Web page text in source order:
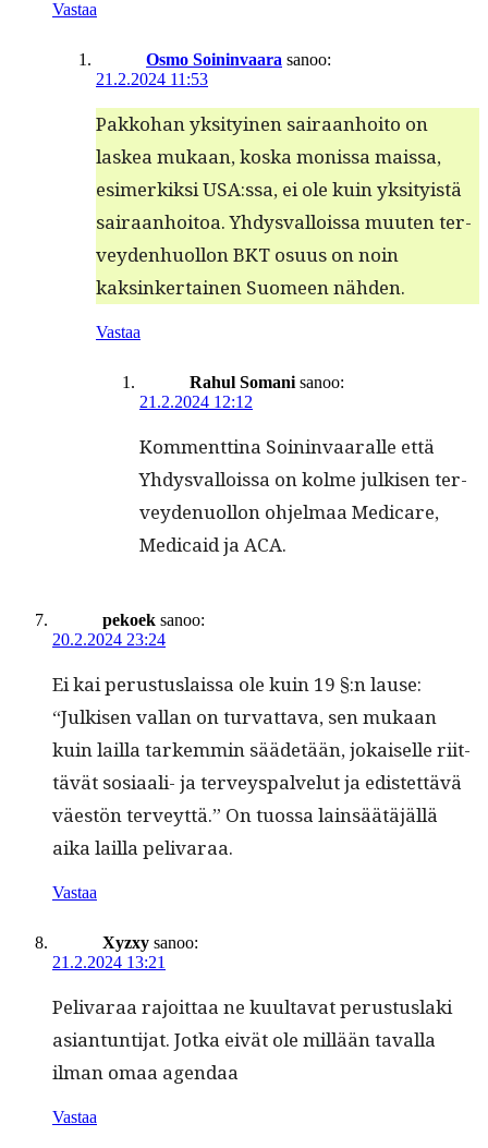
Vastaa
Osmo Soininvaara sanoo:
21.2.2024 11:53
Pakko­han yksi­tyi­nen sairaan­hoito on
laskea mukaan, kos­ka monis­sa mais­sa,
esimerkik­si USA:ssa, ei ole kuin yksi­ty­istä
sairaan­hoitoa. Yhdys­val­lois­sa muuten ter­
vey­den­huol­lon BKT osu­us on noin
kaksinker­tainen Suomeen nähden.
Vastaa
Rahul Somani sanoo:
21.2.2024 12:12
Kom­ment­ti­na Soin­in­vaar­alle että
Yhdys­val­lois­sa on kolme julkisen ter­
vey­de­n­uol­lon ohjel­maa Medicare,
Med­ic­aid ja ACA.
pekoek sanoo:
20.2.2024 23:24
Ei kai perus­tus­lais­sa ole kuin 19 §:n lause:
“Julkisen val­lan on tur­vat­ta­va, sen mukaan
kuin lail­la tarkem­min sääde­tään, jokaiselle riit­
tävät sosi­aali- ja ter­veyspalve­lut ja edis­tet­tävä
väestön ter­veyt­tä.” On tuos­sa lain­säätäjäl­lä
aika lail­la pelivaraa.
Vastaa
Xyzxy sanoo:
21.2.2024 13:21
Peli­v­araa rajoit­taa ne kuul­ta­vat perus­tus­la­ki
asiantun­ti­jat. Jot­ka eivät ole mil­lään taval­la
ilman omaa agendaa
Vastaa